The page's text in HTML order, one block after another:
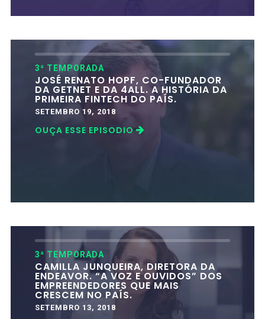
3ª TEMPORADA
JOSÉ RENATO HOPF, CO-FUNDADOR
DA GETNET E DA 4ALL. A HISTÓRIA DA
PRIMEIRA FINTECH DO PAÍS.
SETEMBRO 19, 2018
OUÇA ESSE EPISODIO
3ª TEMPORADA
CAMILLA JUNQUEIRA, DIRETORA DA
ENDEAVOR. “A VOZ E OUVIDOS” DOS
EMPREENDEDORES QUE MAIS
CRESCEM NO PAÍS.
SETEMBRO 13, 2018